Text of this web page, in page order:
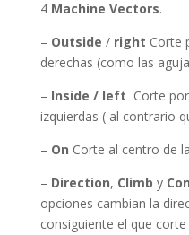
4 Machine Vectors.
– Outside /right Corte
derechas (como las
– Inside / left Corte
izquierdas ( al contrario
– On Corte al centro de
– Direction, Climb y
opciones cambian la
consiguiente el que